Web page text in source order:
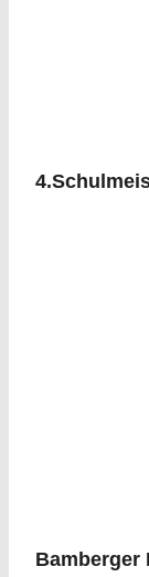
Bamberger